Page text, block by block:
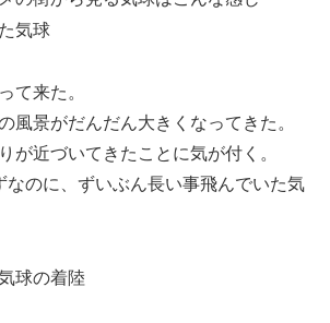
て来た。
風景がだんだん大きくなってきた。
が近づいてきたことに気が付く。
なのに、ずいぶん長い事飛んでいた気